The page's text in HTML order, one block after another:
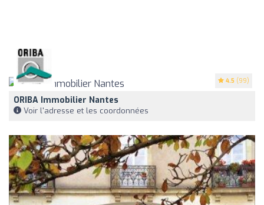
4.5 (99)
ORIBA Immobilier Nantes
Voir l'adresse et les coordonnées